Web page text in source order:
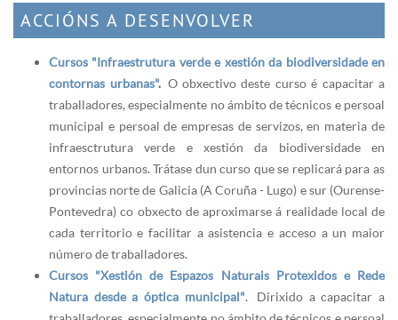
ACCIÓNS A DESENVOLVER
Cursos "Infraestrutura verde e xestión da biodiversidade en
contornas urbanas". O obxectivo deste curso é capacitar a
traballadores, especialmente no ámbito de técnicos e persoal
municipal e persoal de empresas de servizos, en materia de
infraesctrutura verde e xestión da biodiversidade en
entornos urbanos. Trátase dun curso que se replicará para as
provincias norte de Galicia (A Coruña - Lugo) e sur (Ourense-
Pontevedra) co obxecto de aproximarse á realidade local de
cada territorio e facilitar a asistencia e acceso a un maior
número de traballadores.
Cursos "Xestión de Espazos Naturais Protexidos e Rede
Natura desde a óptica municipal". Dirixido a capacitar a